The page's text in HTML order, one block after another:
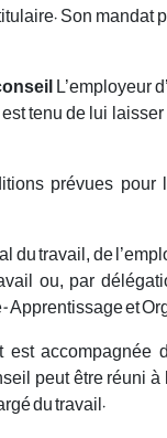
Son mandat
L’employeur
tenu de lui
prévues pour
du travail, de
ou, par
et
est accompagnée
peut être réuni
du travail.